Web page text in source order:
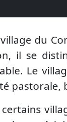
du
il se
Le